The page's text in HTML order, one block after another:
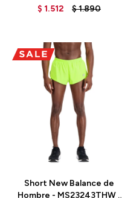
BLACK
$ 1.512 $1.890
Short New Balance de
Hombre - MS23243THW -